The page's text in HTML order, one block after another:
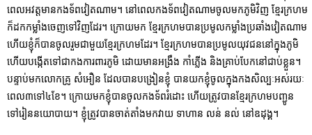
ពេលអវត្តមានកងទ័ពវៀតណាម។ នៅពេលកងទ័ពវៀតណាមចូលមកភូមិវិញ ខ្មែរក្រហម
ក៏ដកកម្លាំងចេញទៅវិញដែរ។ ក្រោយមក ខ្មែរក្រហមបានប្រមូលកម្លាំងប្រឆាំងវៀតណាម
ហើយខ្ញុំក៏បានចូលរួមជាមួយខ្មែរក្រហមដែរ។ ខ្មែរក្រហមបានប្រមូលយុវជននៅក្នុងភូមិ
ហើយបង្កើតទៅជាកងការពារភូមិ ដោយមានអង្រឹង កាំភ្លើង និងគ្រាប់បែកនៅជាប់ខ្លួន។
បន្ទាប់មកលោកគ្រូ សំអឿន ដែលបានបង្រៀនខ្ញុំ បានយកខ្ញុំចូលក្នុងកងសិល្បៈអស់រយៈ
ពេល៣ទៅ៤ខែ។ ក្រោយមកខ្ញុំបានចូលកងទ័ពរំដោះ ហើយត្រូវបានខ្មែរក្រហមបញ្ជូន
ទៅរៀននយោបាយ។ ខ្ញុំត្រូវបានចាត់តាំងមកវាយ ទាហាន លន់ នល់ នៅឧដុង្គ។